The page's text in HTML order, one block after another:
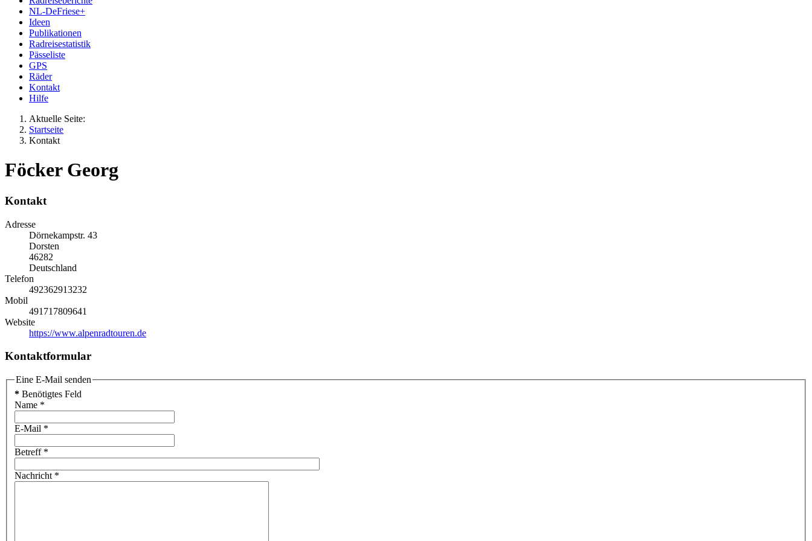
NL-DeFriese+
Ideen
Publikationen
Radreisestatistik
Pässeliste
GPS
Räder
Kontakt
Hilfe
Aktuelle Seite:
Startseite
Kontakt
Föcker Georg
Kontakt
Adresse
Dörnekampstr. 43
Dorsten
46282
Deutschland
Telefon
492362913232
Mobil
491717809641
Website
https://www.alpenradtouren.de
Kontaktformular
Eine E-Mail senden
* Benötigtes Feld
Name *
E-Mail *
Betreff*
Nachricht *